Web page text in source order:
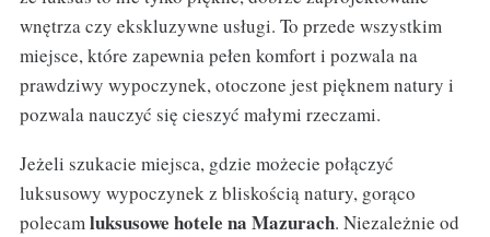
wnętrza czy ekskluzywne usługi. To przede wszystkim
miejsce, które zapewnia pełen komfort i pozwala na
prawdziwy wypoczynek, otoczone jest pięknem natury i
pozwala nauczyć się cieszyć małymi rzeczami.
Jeżeli szukacie miejsca, gdzie możecie połączyć
luksusowy wypoczynek z bliskością natury, gorąco
polecamluksusowe hotele na Mazurach. Niezależnie od